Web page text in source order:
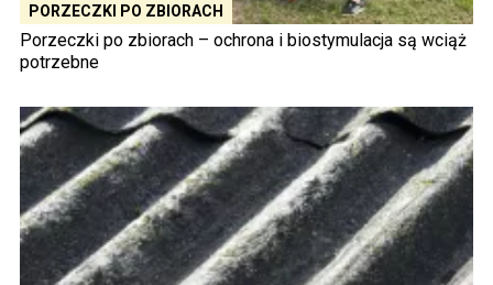
PORZECZKI PO ZBIORACH
Porzeczki po zbiorach – ochrona i biostymulacja są wciąż
potrzebne